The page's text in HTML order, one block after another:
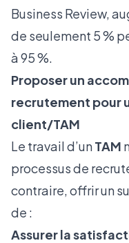
Business Review,
de seulement 5 %
à 95 %.
Proposer un
recrutement pour
client/TAM
Le travail d’unTAM
processus de
contraire, offrir un
de :
Assurer la